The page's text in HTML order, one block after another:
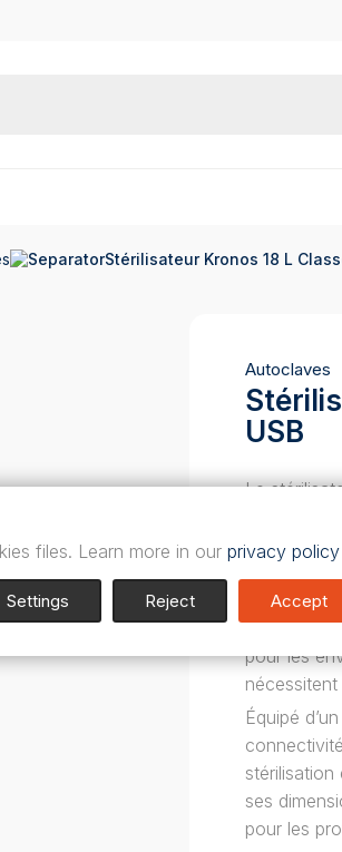
Stérilisateur Kronos 18 L
Autoclaves
USB
Le
est un
besoins de
modèle,
efficacité
pour les
Équipé
ses
pour les
files. Learn more in our privacy policy
Settings Reject Accept